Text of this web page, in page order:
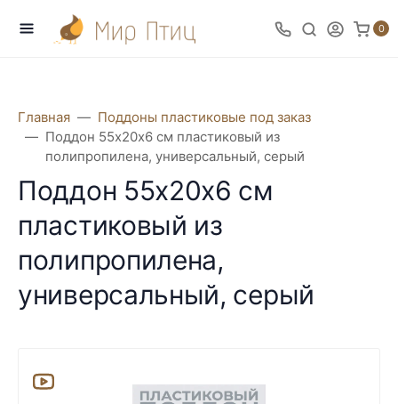
0
Главная
Поддоны пластиковые под заказ
Поддон 55х20х6 см пластиковый из
полипропилена, универсальный, серый
Поддон 55х20х6 см
пластиковый из
полипропилена,
универсальный, серый